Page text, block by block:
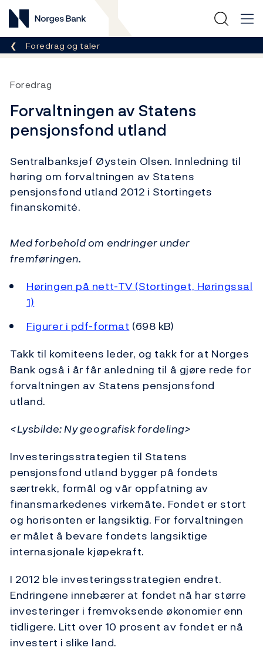
Norges Bank
Her er du nå:
Foredrag og taler
Foredrag
Forvaltningen av Statens
pensjonsfond utland
Sentralbanksjef Øystein Olsen. Innledning til
høring om forvaltningen av Statens
pensjonsfond utland 2012 i Stortingets
finanskomité.
Med forbehold om endringer under
fremføringen.
Høringen på nett-TV (Stortinget, Høringssal
1)
Figurer i pdf-format (698 kB)
Takk til komiteens leder, og takk for at Norges
Bank også i år får anledning til å gjøre rede for
forvaltningen av Statens pensjonsfond
utland.
<Lysbilde: Ny geografisk fordeling>
Investeringsstrategien til Statens
pensjonsfond utland bygger på fondets
særtrekk, formål og vår oppfatning av
finansmarkedenes virkemåte. Fondet er stort
og horisonten er langsiktig. For forvaltningen
er målet å bevare fondets langsiktige
internasjonale kjøpekraft.
I 2012 ble investeringsstrategien endret.
Endringene innebærer at fondet nå har større
investeringer i fremvoksende økonomier enn
tidligere. Litt over 10 prosent av fondet er nå
investert i slike land.